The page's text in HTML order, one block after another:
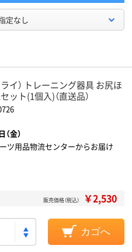
定なし
イ） トレーニング器具 お尻ほ
ット(1個入)（直送品）
金）
ツ用品物流センターからお届け
販売価格（税込） ￥2,530
カゴへ